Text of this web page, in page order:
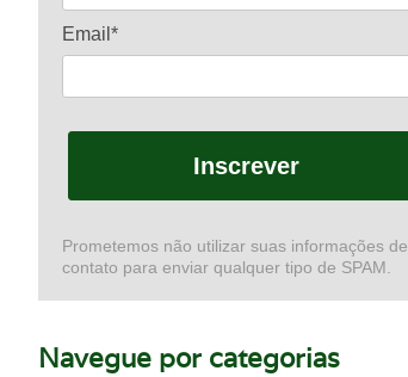
Email*
Inscrever
Prometemos não utilizar suas informações de
contato para enviar qualquer tipo de SPAM.
Navegue por categorias